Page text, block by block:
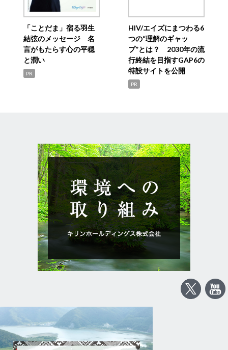
「ことだま」宿る羽生
結弦のメッセージ 名
言がもたらす心の平穏
と潤い
PR
HIV/エイズにまつわる6
つの“理解のギャッ
プ”とは？ 2030年の流
行終結を目指すGAP6の
特設サイトを公開
PR